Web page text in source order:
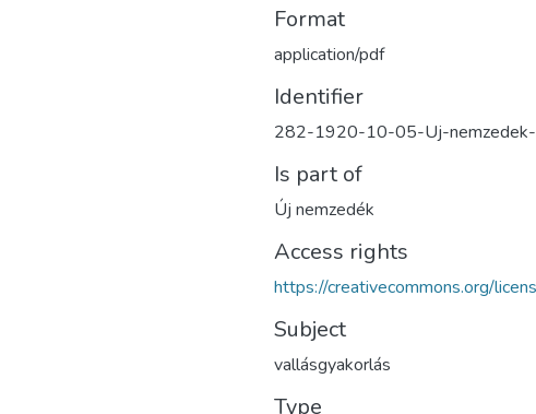
Format
application/pdf
Identifier
282-1920-10-05-Uj-
Is part of
Új nemzedék
Access rights
https://creativecommons.org/
Subject
vallásgyakorlás
Type